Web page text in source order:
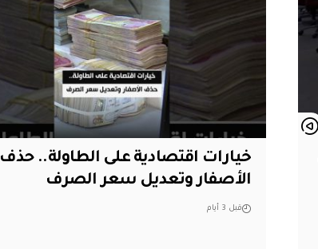
خيارات اقتصادية على الطاولة.. حذف
الأصفار وتعديل سعر الصرف
قبل 3 أيام